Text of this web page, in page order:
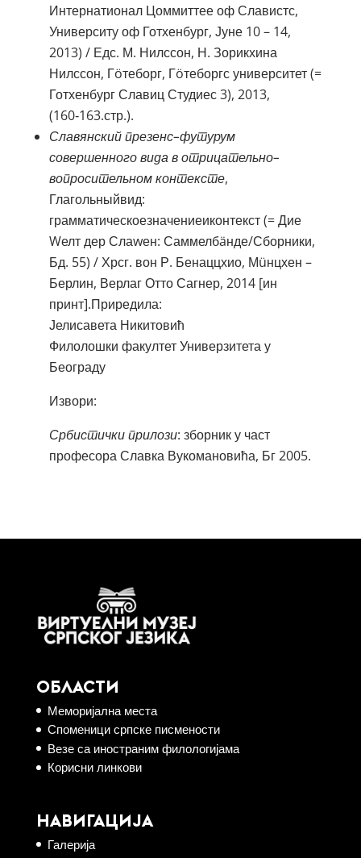
Интернатионал Цоммиттее оф Славистс,
Университy оф Готхенбург, Јуне 10 – 14,
2013) / Едс. М. Нилссон, Н. Зорикхина
Нилссон, Гöтеборг, Гöтеборгс университет (=
Готхенбург Славиц Студиес 3), 2013,
(160‑163.стр.).
Славянский презенс–футурум
совершенного вида в отрицательно–
вопросительном контексте,
Глагольныйвид:
грамматическоезначениеиконтекст (= Дие
Wелт дер Слаwен: Саммелбäнде/Сборники,
Бд. 55) / Хрсг. вон Р. Бенаццхио, Мüнцхен –
Берлин, Верлаг Отто Сагнер, 2014 [ин
принт].Приредила:
Јелисавета Никитовић
Филолошки факултет Универзитета у
Београду
Извори:
Србистички прилози: зборник у част
професора Славка Вукомановића, Бг 2005.
ОБЛАСТИ
Меморијална места
Споменици српске писмености
Везе са иностраним филологијама
Корисни линкови
НАВИГАЦИЈА
Галерија